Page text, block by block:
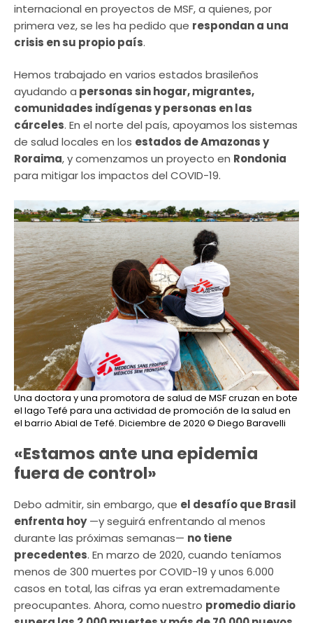
internacional en proyectos de MSF, a quienes, por
primera vez, se les ha pedido que respondan a una
crisis en su propio país.
Hemos trabajado en varios estados brasileños
ayudando a personas sin hogar, migrantes,
comunidades indígenas y personas en las
cárceles. En el norte del país, apoyamos los sistemas
de salud locales en los estados de Amazonas y
Roraima, y comenzamos un proyecto en Rondonia
para mitigar los impactos del COVID-19.
Una doctora y una promotora de salud de MSF cruzan en bote
el lago Tefé para una actividad de promoción de la salud en
el barrio Abial de Tefé. Diciembre de 2020 © Diego Baravelli
«Estamos ante una epidemia
fuera de control»
Debo admitir, sin embargo, que el desafío que Brasil
enfrenta hoy—y seguirá enfrentando al menos
durante las próximas semanas— no tiene
precedentes. En marzo de 2020, cuando teníamos
menos de 300 muertes por COVID-19 y unos 6.000
casos en total, las cifras ya eran extremadamente
preocupantes. Ahora, comonuestro promedio diario